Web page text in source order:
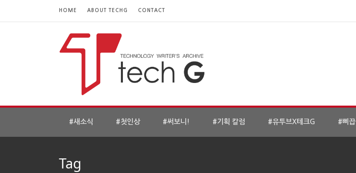
HOME ABOUT TECHG CONTACT
#새소식 #첫인상 #써보니! #기획 칼럼 #유투브X테크G #삐끕
Tag